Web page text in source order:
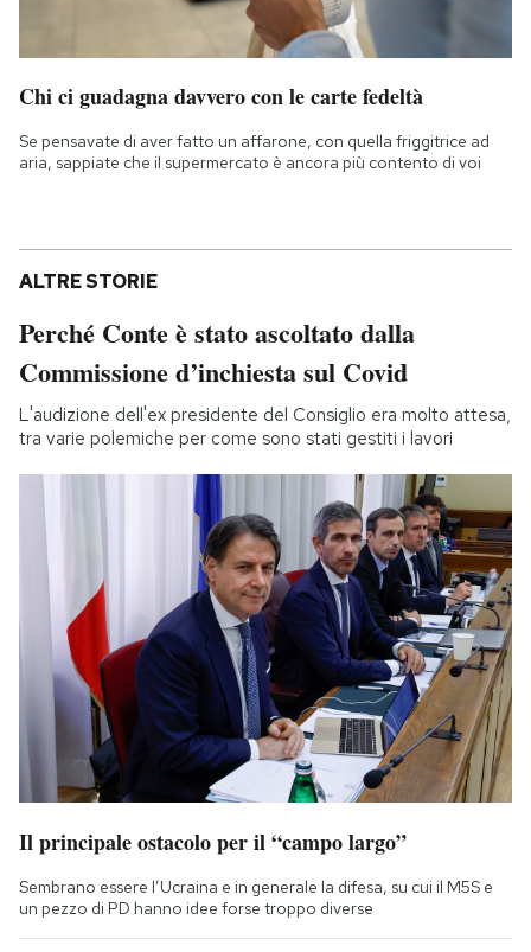
Chi ci guadagna davvero con le carte fedeltà
Se pensavate di aver fatto un affarone, con quella friggitrice ad
aria, sappiate che il supermercato è ancora più contento di voi
ALTRE STORIE
Perché Conte è stato ascoltato dalla
Commissione d’inchiesta sul Covid
L'audizione dell'ex presidente del Consiglio era molto attesa,
tra varie polemiche per come sono stati gestiti i lavori
Il principale ostacolo per il “campo largo”
Sembrano essere l’Ucraina e in generale la difesa, su cui il M5S e
un pezzo di PD hanno idee forse troppo diverse